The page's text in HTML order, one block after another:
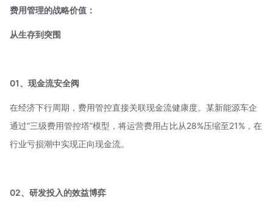
费用管理的战略价值：
从生存到突围
01、现金流安全阀
在经济下行周期，费用管控直接关联现金流健康度。某新能源车企
通过“三级费用管控塔”模型，将运营费用占比从28%压缩至21%，在
行业亏损潮中实现正向现金流。
02、研发投入的效益博弈